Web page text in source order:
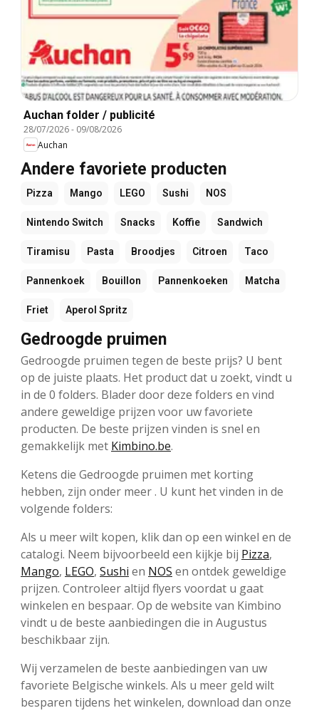
Auchan folder / publicité
28/07/2026- 09/08/2026
Auchan
Andere favoriete producten
Pizza Mango LEGO Sushi NOS
Nintendo Switch Snacks Koffie Sandwich
Tiramisu Pasta Broodjes Citroen Taco
Pannenkoek Bouillon Pannenkoeken Matcha
Friet Aperol Spritz
Gedroogde pruimen
Gedroogde pruimen tegen de beste prijs? U bent
op de juiste plaats. Het product dat u zoekt, vindt u
in de 0 folders. Blader door deze folders en vind
andere geweldige prijzen voor uw favoriete
producten. De beste prijzen vinden is snel en
gemakkelijk met Kimbino.be.
Ketens die Gedroogde pruimen met korting
hebben, zijn onder meer . U kunt het vinden in de
volgende folders:
Als u meer wilt kopen, klik dan op een winkel en de
catalogi. Neem bijvoorbeeld een kijkje bij Pizza,
Mango, LEGO, Sushi en NOS en ontdek geweldige
prijzen. Controleer altijd flyers voordat u gaat
winkelen en bespaar. Op de website van Kimbino
vindt u de beste aanbiedingen die in Augustus
beschikbaar zijn.
Wij verzamelen de beste aanbiedingen van uw
favoriete Belgische winkels. Als u meer geld wilt
besparen tijdens het winkelen, download dan onze